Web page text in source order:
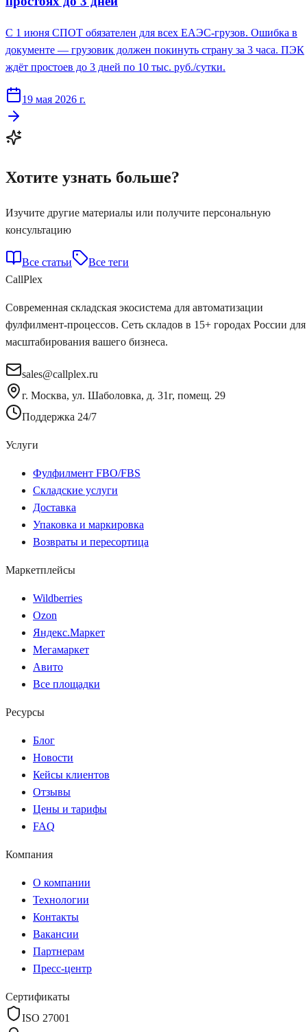
С 1 июня СПОТ обязателен для всех ЕАЭС-грузов. Ошибка в
документе — грузовик должен покинуть страну за 3 часа. ПЭК
ждёт простоев до 3 дней по 10 тыс. руб./сутки.
19 мая 2026 г.
Хотите узнать больше?
Изучите другие материалы или получите персональную
консультацию
Все статьи
Все теги
CallPlex
Современная складская экосистема для автоматизации
фулфилмент-процессов. Сеть складов в 15+ городах России для
масштабирования вашего бизнеса.
sales@callplex.ru
г. Москва, ул. Шаболовка, д. 31г, помещ. 29
Поддержка 24/7
Услуги
Фулфилмент FBO/FBS
Складские услуги
Доставка
Упаковка и маркировка
Возвраты и пересортица
Маркетплейсы
Wildberries
Ozon
Яндекс.Маркет
Мегамаркет
Авито
Все площадки
Ресурсы
Блог
Новости
Кейсы клиентов
Отзывы
Цены и тарифы
FAQ
Компания
О компании
Технологии
Контакты
Вакансии
Партнерам
Пресс-центр
Сертификаты
ISO 27001